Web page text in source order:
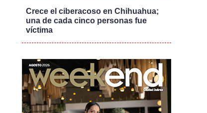
Crece el ciberacoso en Chihuahua;
una de cada cinco personas fue
víctima